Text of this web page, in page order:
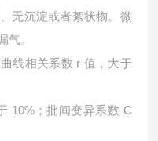
无沉淀或者絮状物。微
气。
线相关系数 r 值，大于
10%；批间变异系数 C